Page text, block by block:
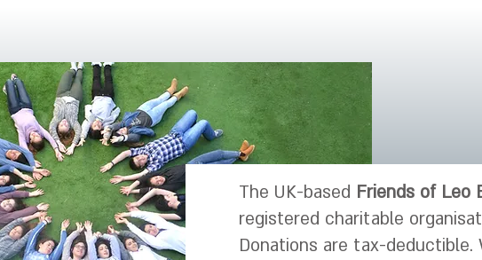
The UK-based Friends of Leo
registered charitable
Donations are tax-